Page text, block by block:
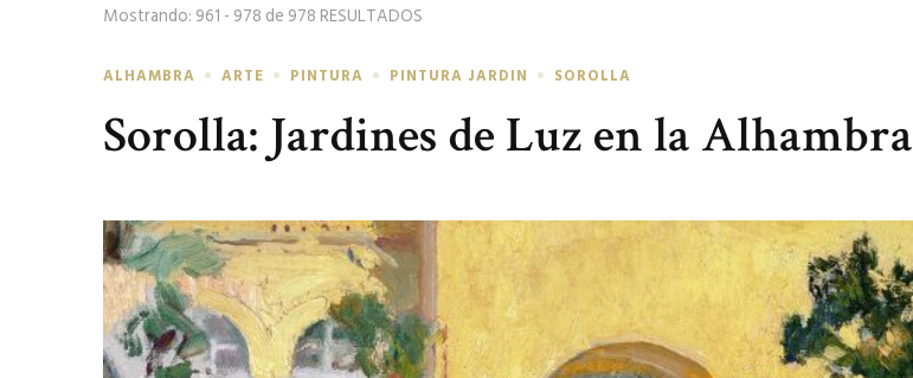
búsqueda
Mostrando: 961 - 978 de 978 RESULTADOS
ALHAMBRA ARTE PINTURA PINTURA JARDIN SOROLLA
Sorolla: Jardines de Luz en la Alhambra